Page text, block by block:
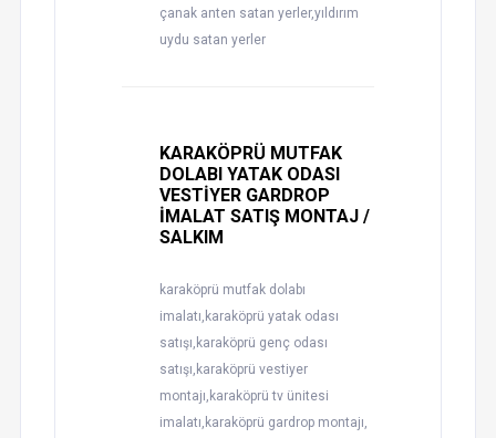
çanak anten satan yerler,yıldırım
uydu satan yerler
KARAKÖPRÜ MUTFAK
DOLABI YATAK ODASI
VESTİYER GARDROP
İMALAT SATIŞ MONTAJ /
SALKIM
karaköprü mutfak dolabı
imalatı,karaköprü yatak odası
satışı,karaköprü genç odası
satışı,karaköprü vestiyer
montajı,karaköprü tv ünitesi
imalatı,karaköprü gardrop montajı,